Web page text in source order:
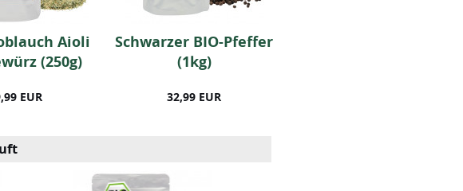
Aioli
(250g)
EUR
Schwarzer BIO-Pfeffer
(1kg)
32,99 EUR